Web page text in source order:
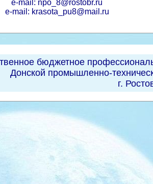
e-mail: npo_8@rostobr.ru
e-mail: krasota_pu8@mail.ru
бюджетное
Донской промышленно-
г.